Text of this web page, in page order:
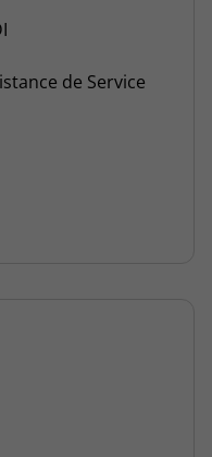
de Service